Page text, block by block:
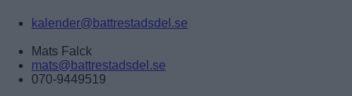
kalender@battrestadsdel.se
Mats Falck
mats@battrestadsdel.se
070-9449519